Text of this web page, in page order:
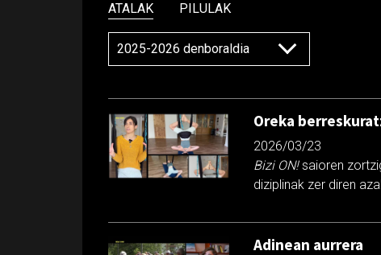
ATALAK PILULAK
Oreka
2026/03/23
Bizi ON!saioren
diziplinak zer diren
Adinean aurrera